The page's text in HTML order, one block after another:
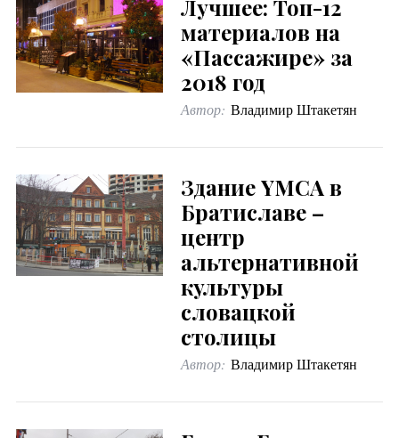
Лучшее: Топ-12
материалов на
«Пассажире» за
2018 год
Автор: Владимир Штакетян
Здание YMCA в
Братиславе –
центр
альтернативной
культуры
словацкой
столицы
Автор: Владимир Штакетян